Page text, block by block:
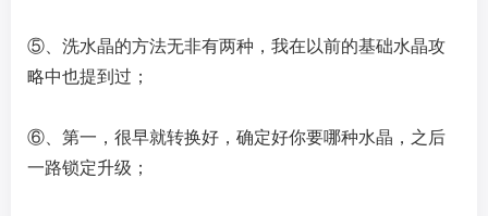
⑤、洗水晶的方法无非有两种，我在以前的基础水晶攻
略中也提到过；
⑥、第一，很早就转换好，确定好你要哪种水晶，之后
一路锁定升级；